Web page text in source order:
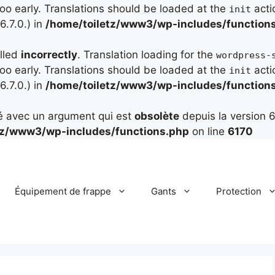
early. Translations should be loaded at the init
in /home/toiletz/www3/wp-includes/
incorrectly. Translation loading for the wordpress-
early. Translations should be loaded at the init
in /home/toiletz/www3/wp-includes/
avec un argument qui est obsolète depuis la version
www3/wp-includes/functions.php on line 6170
Équipement de frappe Gants Protection